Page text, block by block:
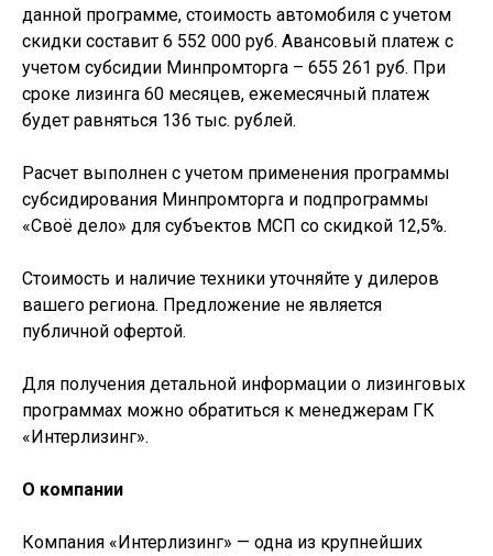
данной программе, стоимость автомобиля с учетом
скидки составит 6 552 000 руб. Авансовый платеж с
учетом субсидии Минпромторга – 655 261 руб. При
сроке лизинга 60 месяцев, ежемесячный платеж
будет равняться 136 тыс. рублей.
Расчет выполнен с учетом применения программы
субсидирования Минпромторга и подпрограммы
«Своё дело» для субъектов МСП со скидкой 12,5%.
Стоимость и наличие техники уточняйте у дилеров
вашего региона. Предложение не является
публичной офертой.
Для получения детальной информации о лизинговых
программах можно обратиться к менеджерам ГК
«Интерлизинг».
О компании
Компания «Интерлизинг» — одна из крупнейших